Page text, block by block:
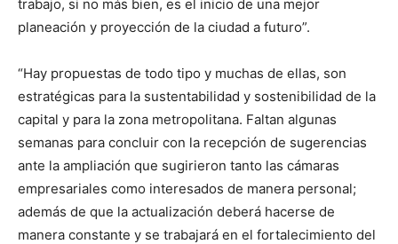
trabajo, si no más bien, es el inicio de una mejor
planeación y proyección de la ciudad a futuro”.
“Hay propuestas de todo tipo y muchas de ellas, son
estratégicas para la sustentabilidad y sostenibilidad de la
capital y para la zona metropolitana. Faltan algunas
semanas para concluir con la recepción de sugerencias
ante la ampliación que sugirieron tanto las cámaras
empresariales como interesados de manera personal;
además de que la actualización deberá hacerse de
manera constante y se trabajará en el fortalecimiento del